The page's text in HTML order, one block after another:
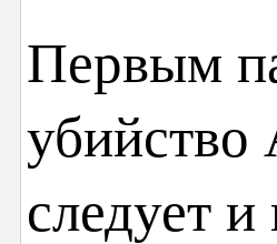
Первым
убийство
следует